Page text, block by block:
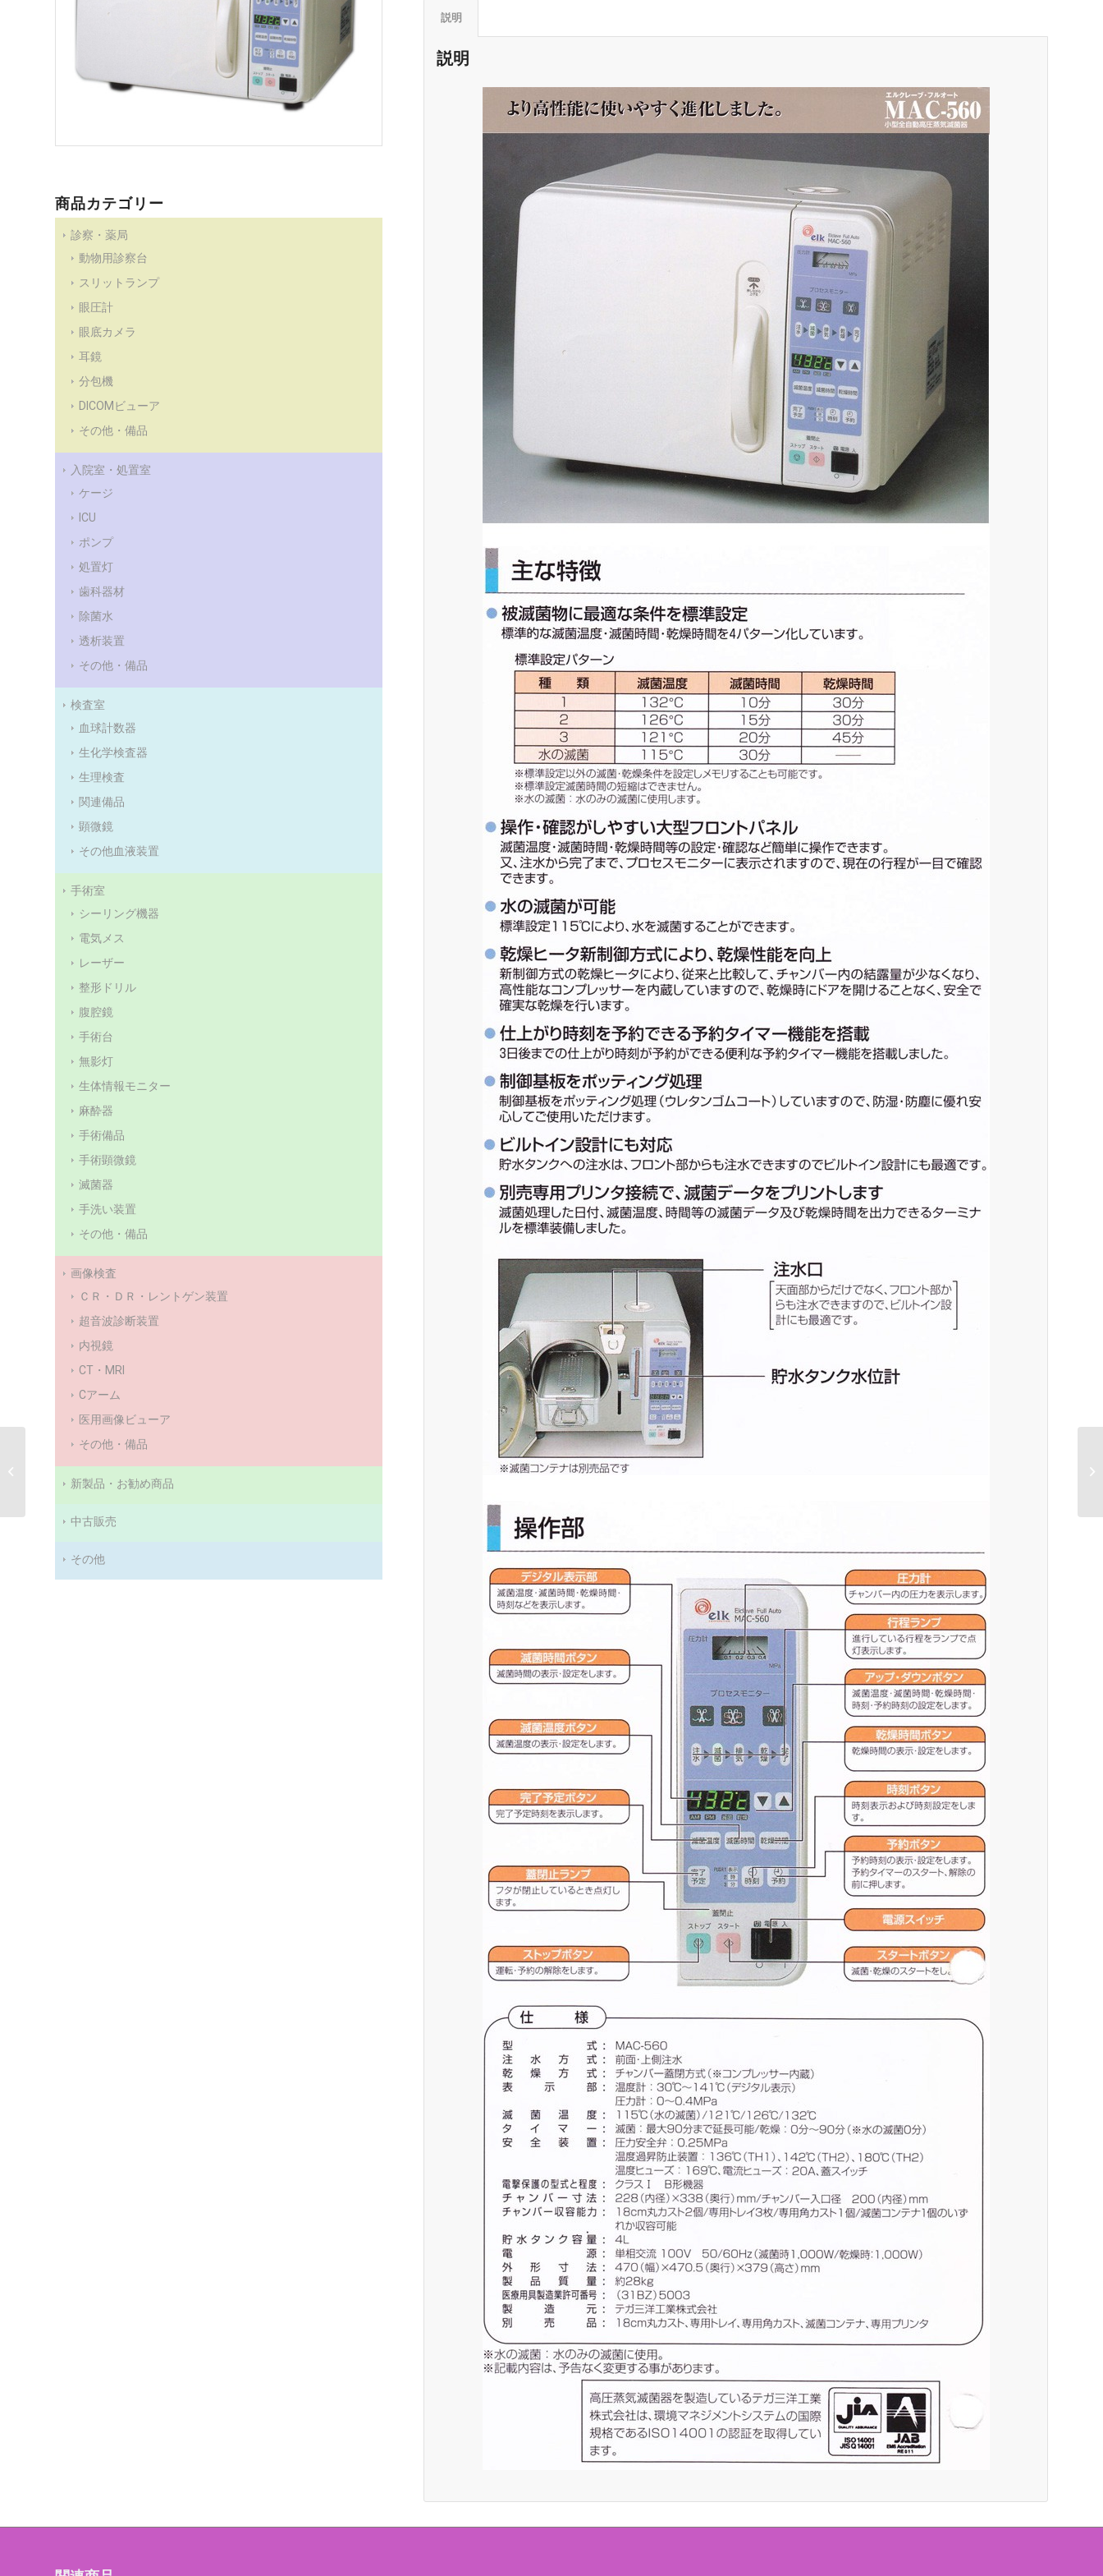
商品カテゴリー
診察・薬局
動物用診察台
スリットランプ
眼圧計
眼底カメラ
耳鏡
分包機
DICOMビューア
その他・備品
入院室・処置室
ケージ
ICU
ポンプ
処置灯
歯科器材
除菌水
透析装置
その他・備品
検査室
血球計数器
生化学検査器
生理検査
関連備品
顕微鏡
その他血液装置
手術室
シーリング機器
電気メス
レーザー
整形ドリル
腹腔鏡
手術台
無影灯
生体情報モニター
麻酔器
手術備品
手術顕微鏡
滅菌器
手洗い装置
その他・備品
画像検査
ＣＲ・ＤＲ・レントゲン装置
超音波診断装置
内視鏡
CT・MRI
Cアーム
医用画像ビューア
その他・備品
新製品・お勧め商品
中古販売
その他
説明
説明
【EOGガス滅菌装
CH190E